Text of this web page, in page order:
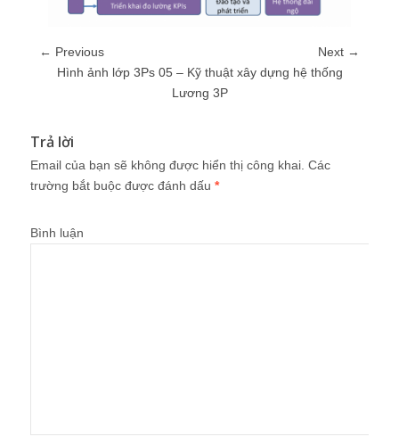
← Previous
Next →
Hình ảnh lớp 3Ps 05 – Kỹ thuật xây dựng hệ thống
Lương 3P
Trả lời
Email của bạn sẽ không được hiển thị công khai. Các
trường bắt buộc được đánh dấu *
Bình luận